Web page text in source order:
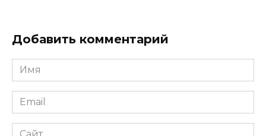
Добавить комментарий
Имя
*
Email
*
Сайт